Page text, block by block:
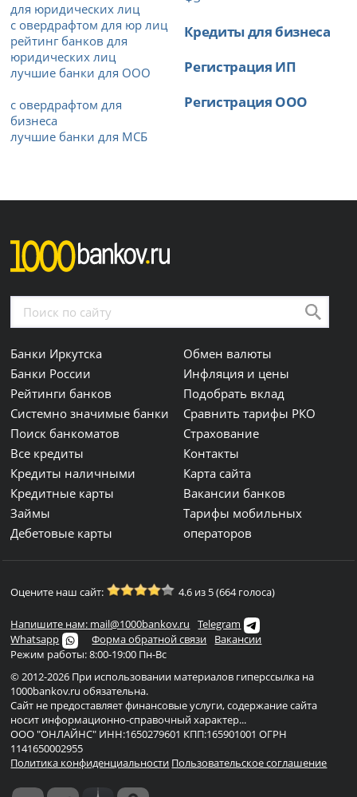
для юридических лиц
с овердрафтом для юр лиц
рейтинг банков для
юридических лиц
лучшие банки для ООО
с овердрафтом для
бизнеса
лучшие банки для МСБ
Кредиты для бизнеса
Регистрация ИП
Регистрация ООО
Банки Иркутска
Банки России
Рейтинги банков
Системно значимые банки
Поиск банкоматов
Все кредиты
Кредиты наличными
Кредитные карты
Займы
Дебетовые карты
Обмен валюты
Инфляция и цены
Подобрать вклад
Сравнить тарифы РКО
Страхование
Контакты
Карта сайта
Вакансии банков
Тарифы мобильных
операторов
Оцените наш сайт: 4.6 из 5 (664 голоса)
Напишите нам: mail@1000bankov.ru
Telegram
Whatsapp
Форма обратной связи
Вакансии
Режим работы: 8:00-19:00 Пн-Вс
© 2012-2026 При использовании материалов гиперссылка на
1000bankov.ru обязательна.
Сайт не предоставляет финансовые услуги, содержание сайта
носит информационно-справочный характер...
ООО "ОНЛАЙНС" ИНН:1650279601 КПП:165901001 ОГРН
1141650002955
Политика конфиденциальности Пользовательское соглашение